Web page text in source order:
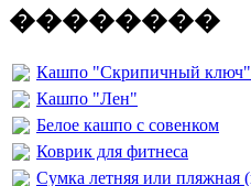
��������
Кашпо "Скрипичный ключ"
Кашпо "Лен"
Белое кашпо с совенком
Коврик для фитнеса
Сумка летняя или